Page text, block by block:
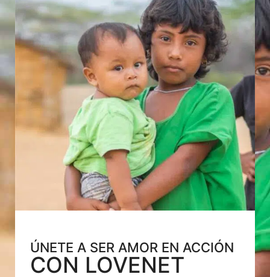
ÚNETE A SER AMOR EN ACCIÓN
CON LOVENET